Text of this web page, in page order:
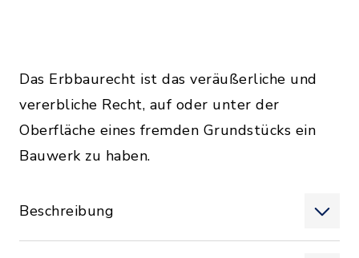
Das Erbbaurecht ist das veräußerliche und
vererbliche Recht, auf oder unter der
Oberfläche eines fremden Grundstücks ein
Bauwerk zu haben.
Beschreibung